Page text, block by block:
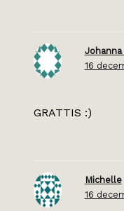
Johanna
16
GRATTIS :)
Michelle
16